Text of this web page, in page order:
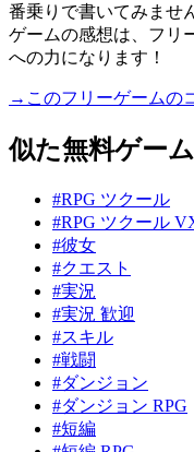
番乗りで書いてみませ
ゲームの感想は、フリ
への力になります！
→このフリーゲームの
似た無料ゲー
#RPG ツクール
#RPG ツクール
#彼女
#クエスト
#実況
#実況 歓迎
#スキル
#戦闘
#ダンジョン
#ダンジョン RPG
#短編